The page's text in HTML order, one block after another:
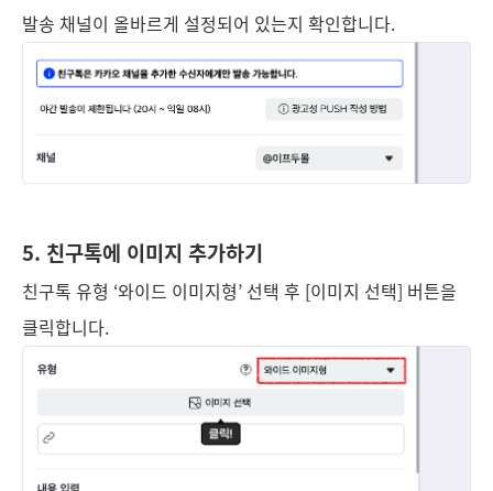
발송 채널이 올바르게 설정되어 있는지 확인합니다.
5. 친구톡에 이미지 추가하기
친구톡 유형 ‘와이드 이미지형’ 선택 후 [이미지 선택] 버튼을
클릭합니다.